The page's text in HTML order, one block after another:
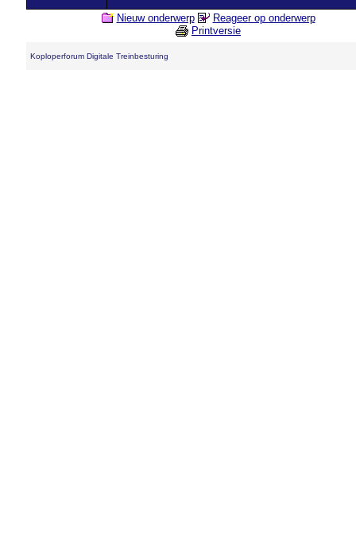
Nieuw onderwerp
Reageer op onderwerp
Printversie
Koploperforum Digitale Treinbesturing